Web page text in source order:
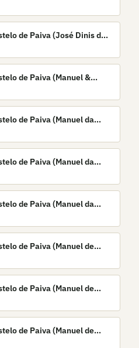
de Paiva (José Dinis da
de Paiva (Manuel &
de Paiva (Manuel da
de Paiva (Manuel da
de Paiva (Manuel da
de Paiva (Manuel de
de Paiva (Manuel de
de Paiva (Manuel de